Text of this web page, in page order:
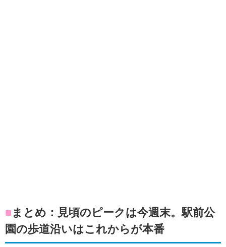
■まとめ：見頃のピークは今週末。駅前公
園の歩道沿いはこれからが本番